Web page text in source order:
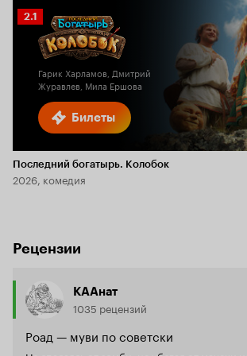
Билеты
Рейтинг
Кинопоиска
2.1
Гарик Харламов, Дмитрий
Журавлев, Мила Ершова
Последний богатырь. Колобок
2026, комедия
Рецензии
КААнат
1035 рецензий
Роад — муви по советски